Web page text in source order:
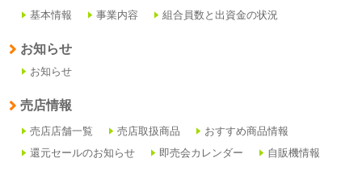
基本情報 事業内容 組合員数と出資金の状況
お知らせ
お知らせ
売店情報
売店店舗一覧 売店取扱商品
おすすめ商品情報
還元セールのお知らせ
即売会カレンダー 自販機情報